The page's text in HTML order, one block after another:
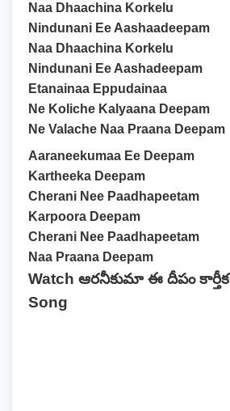
Naa Dhaachina Korkelu
Nindunani Ee Aashaadeepam
Naa Dhaachina Korkelu
Nindunani Ee Aashadeepam
Etanainaa Eppudainaa
Ne Koliche Kalyaana Deepam
Ne Valache Naa Praana Deepam
Aaraneekumaa Ee Deepam
Kartheeka Deepam
Cherani Nee Paadhapeetam
Karpoora Deepam
Cherani Nee Paadhapeetam
Naa Praana Deepam
Watch ఆరనీకుమా ఈ దీపం
Song